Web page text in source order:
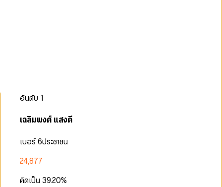
อันดับ 1
เฉลิมพงศ์ แสงดี
เบอร์ 6ประชาชน
24,877
คิดเป็น 39.20%